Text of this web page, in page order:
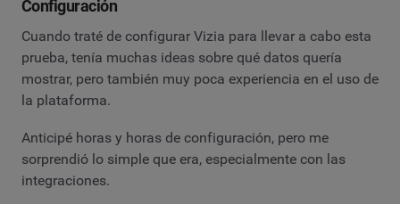
Configuración
Cuando traté de configurar Vizia para llevar a cabo esta
prueba, tenía muchas ideas sobre qué datos quería
mostrar, pero también muy poca experiencia en el uso de
la plataforma.
Anticipé horas y horas de configuración, pero me
sorprendió lo simple que era, especialmente con las
integraciones.